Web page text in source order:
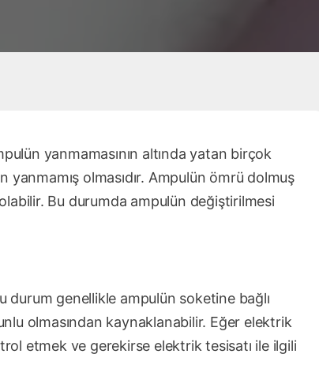
yanmamasının altında yatan birçok
olmasıdır. Ampulün ömrü dolmuş
Bu durumda ampulün değiştirilmesi
durum genellikle ampulün soketine bağlı
olmasından kaynaklanabilir. Eğer elektrik
etmek ve gerekirse elektrik tesisatı ile ilgili